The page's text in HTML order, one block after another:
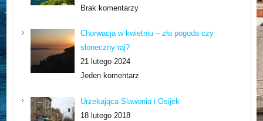
Brak komentarzy
Chorwacja w kwietniu – zła pogoda czy
słoneczny raj?
21 lutego 2024
Jeden komentarz
Urzekająca Slawonia i Osijek
18 lutego 2018